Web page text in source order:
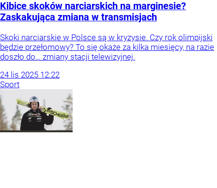
Kibice skoków narciarskich na marginesie?
Zaskakująca zmiana w transmisjach
Skoki narciarskie w Polsce są w kryzysie. Czy rok olimpijski
będzie przełomowy? To się okaże za kilka miesięcy, na razie
doszło do… zmiany stacji telewizyjnej.
24 lis 2025 12:22
Sport